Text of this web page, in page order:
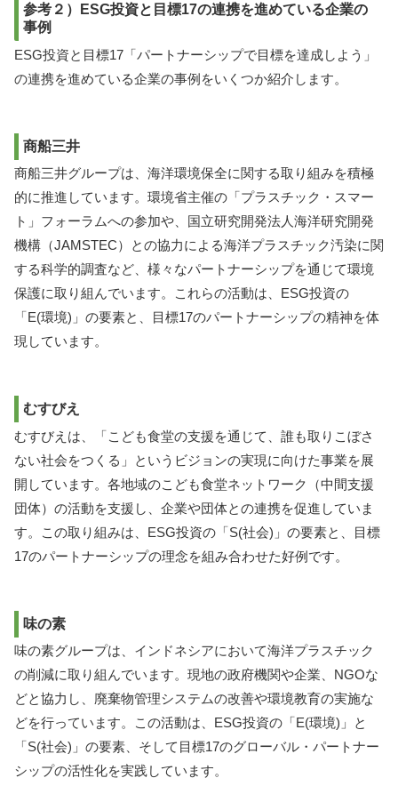
参考２）ESG投資と目標17の連携を進めている企業の
事例
ESG投資と目標17「パートナーシップで目標を達成しよう」
の連携を進めている企業の事例をいくつか紹介します。
商船三井
商船三井グループは、海洋環境保全に関する取り組みを積極
的に推進しています。環境省主催の「プラスチック・スマー
ト」フォーラムへの参加や、国立研究開発法人海洋研究開発
機構（JAMSTEC）との協力による海洋プラスチック汚染に関
する科学的調査など、様々なパートナーシップを通じて環境
保護に取り組んでいます。これらの活動は、ESG投資の
「E(環境)」の要素と、目標17のパートナーシップの精神を体
現しています。
むすびえ
むすびえは、「こども食堂の支援を通じて、誰も取りこぼさ
ない社会をつくる」というビジョンの実現に向けた事業を展
開しています。各地域のこども食堂ネットワーク（中間支援
団体）の活動を支援し、企業や団体との連携を促進していま
す。この取り組みは、ESG投資の「S(社会)」の要素と、目標
17のパートナーシップの理念を組み合わせた好例です。
味の素
味の素グループは、インドネシアにおいて海洋プラスチック
の削減に取り組んでいます。現地の政府機関や企業、NGOな
どと協力し、廃棄物管理システムの改善や環境教育の実施な
どを行っています。この活動は、ESG投資の「E(環境)」と
「S(社会)」の要素、そして目標17のグローバル・パートナー
シップの活性化を実践しています。